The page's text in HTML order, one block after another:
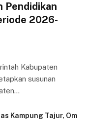
Pendidikan
2026-
Kabupaten
susunan
Kampung Tajur, Om